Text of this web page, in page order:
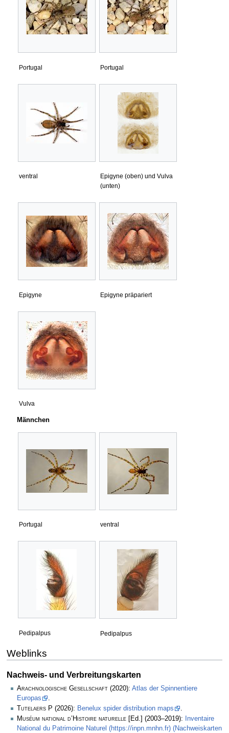
Portugal Portugal
ventral
Epigyne (oben) und Vulva
(unten)
Epigyne Epigyne präpariert
Vulva
Männchen
Portugal ventral
Pedipalpus Pedipalpus
Weblinks
Nachweis- und Verbreitungskarten
Arachnologische Gesellschaft (2020): Atlas der Spinnentiere
Europas
.
Tutelaers P (2026): Benelux spider distribution maps
.
Muséum national d’Histoire naturelle [Ed.] (2003–2019):
Inventaire
National du Patrimoine Naturel (https://inpn.mnhn.fr) (Nachweiskarten